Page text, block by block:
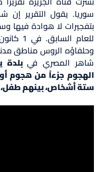
بتفجيرات لا هوادة فيها
للعام
وحلفاؤه الروس مناطق
شاهر المصري فيبلدة
الهجوم جزءاً من هجوم
ستة أشخاص، بينهم طفل،